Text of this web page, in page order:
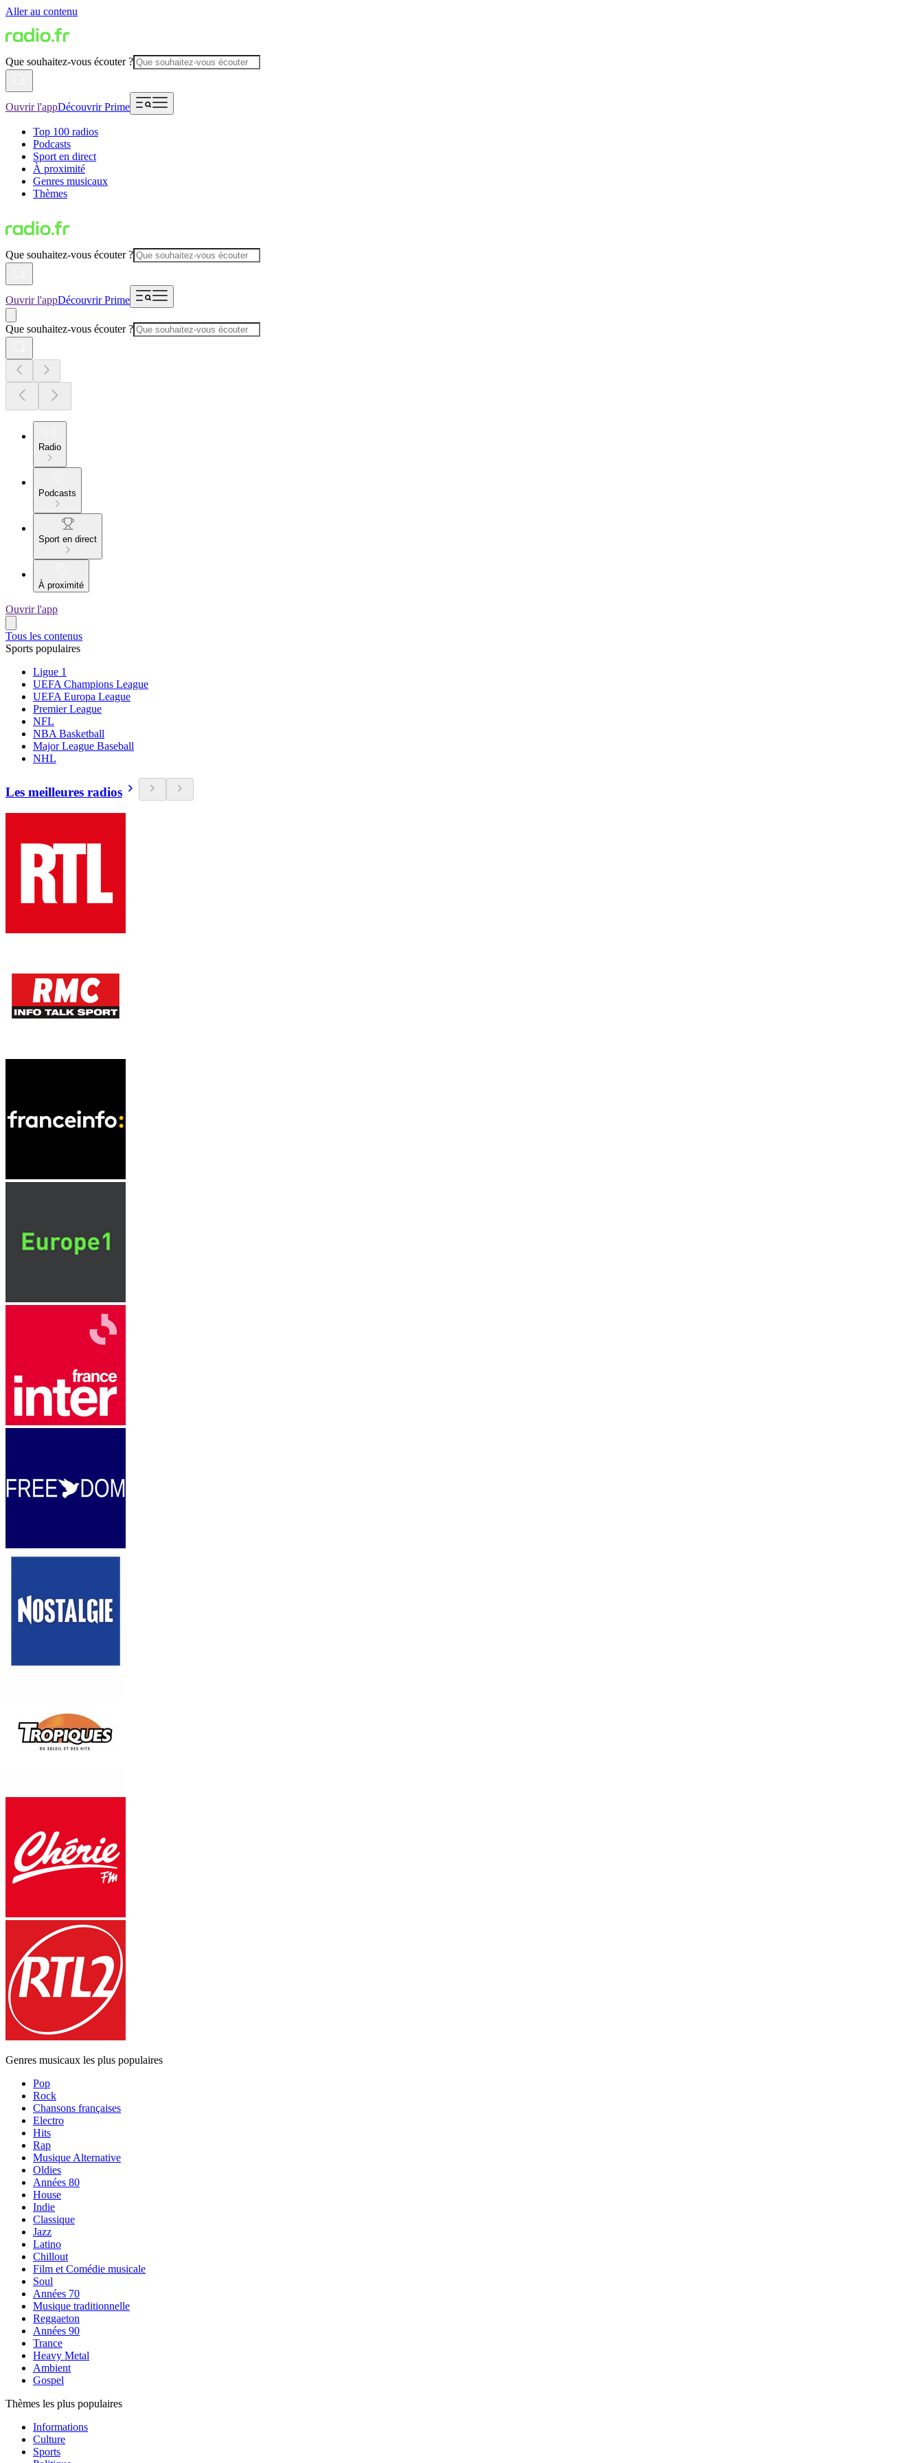
Aller au contenu
Que souhaitez-vous écouter ?
Ouvrir l'appDécouvrir Prime
Top 100 radios
Podcasts
Sport en direct
À proximité
Genres musicaux
Thèmes
Que souhaitez-vous écouter ?
Ouvrir l'appDécouvrir Prime
Que souhaitez-vous écouter ?
Radio
Podcasts
Sport en direct
À proximité
Ouvrir l'app
Tous les contenus
Sports populaires
Ligue 1
UEFA Champions League
UEFA Europa League
Premier League
NFL
NBA Basketball
Major League Baseball
NHL
Les meilleures radios
Genres musicaux les plus populaires
Pop
Rock
Chansons françaises
Electro
Hits
Rap
Musique Alternative
Oldies
Années 80
House
Indie
Classique
Jazz
Latino
Chillout
Film et Comédie musicale
Soul
Années 70
Musique traditionnelle
Reggaeton
Années 90
Trance
Heavy Metal
Ambient
Gospel
Thèmes les plus populaires
Informations
Culture
Sports